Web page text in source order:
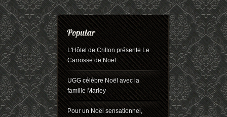
L'Hôtel de Crillon présente Le
Carrosse de Noël
UGG célèbre Noël avec la
famille Marley
Pour un Noël sensationnel,